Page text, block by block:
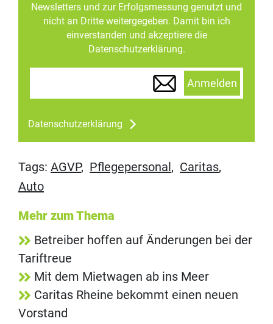
Newsletters und zur Erfolgsmessung genutzt und
nicht an Dritte weitergegeben. Damit bin ich
einverstanden und akzeptiere die
Datenschutzerklärung.
Anmelden
Datenschutzerklärung
Tags: AGVP, Pflegepersonal , Caritas,
Auto
Mehr zum Thema
Betreiber hoffen auf Änderungen bei der
Tariftreue
Mit dem Mietwagen ab ins Meer
Caritas Rheine bekommt einen neuen
Vorstand